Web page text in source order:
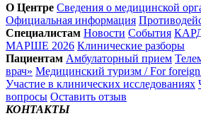
О Центре Сведения о медицинской
Официальная информация
Специалистам Новости События
МАРШЕ 2026 Клинические разборы
Пациентам Амбулаторный прием
врач» Медицинский туризм / For foreign
Участие в клинических исследованиях
вопросы Оставить отзыв
КОНТАКТЫ